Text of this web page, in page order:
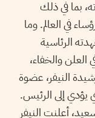
بما في ذلك
في العالم. وما
الرئاسية
والخفاء،
النيفر، عضوة
يؤدي إلى الرئيس.
قيس سعيد، أعلنت النيفر